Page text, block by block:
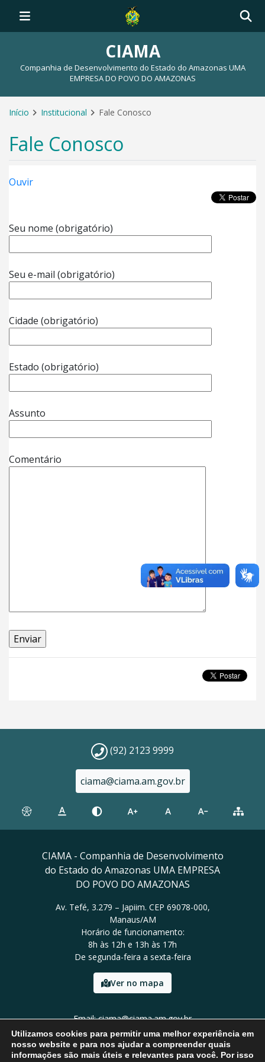
CIAMA
Companhia de Desenvolvimento do Estado do Amazonas UMA
EMPRESA DO POVO DO AMAZONAS
Início Institucional Fale Conosco
Fale Conosco
Ouvir
Seu nome (obrigatório)
Seu e-mail (obrigatório)
Cidade (obrigatório)
Estado (obrigatório)
Assunto
Comentário
(92) 2123 9999
ciama@ciama.am.gov.br
CIAMA - Companhia de Desenvolvimento
do Estado do Amazonas UMA EMPRESA
DO POVO DO AMAZONAS
Av. Tefé, 3.279 – Japiim. CEP 69078-000,
Manaus/AM
Horário de funcionamento:
8h às 12h e 13h às 17h
De segunda-feira a sexta-feira
Ver no mapa
Email: ciama@ciama.am.gov.br
Tel: (92) 2123 9999
Utilizamos cookies para permitir uma melhor experiência em
nosso website e para nos ajudar a compreender quais
informações são mais úteis e relevantes para você. Por isso